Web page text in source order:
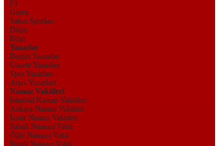
F1
Güreş
Salon Sporları
Diğer
Bilgi
Yazarlar
Bugün Yazanlar
Gazete Yazarları
Spor Yazarları
Arşiv Yazarları
Namaz Vakitleri
İstanbul Namaz Vakitleri
Ankara Namaz Vakitleri
İzmir Namaz Vakitleri
Sabah Namazı Vakti
Öğle Namazı Vakti
İkindi Namazı Vakti